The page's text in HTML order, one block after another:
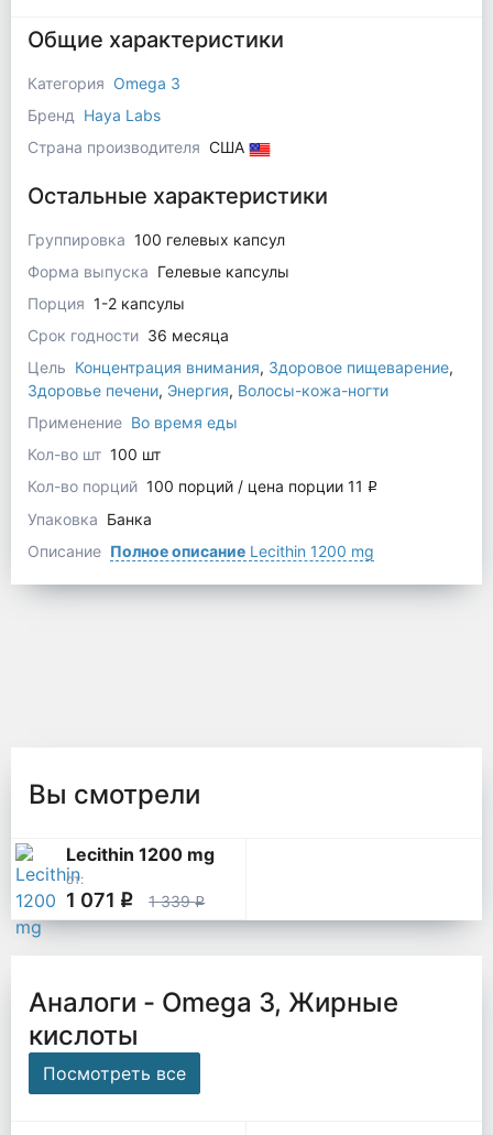
Общие характеристики
Категория Omega 3
Бренд Haya Labs
Страна производителя США
Остальные характеристики
Группировка 100 гелевых капсул
Форма выпуска Гелевые капсулы
Порция 1-2 капсулы
Срок годности 36 месяца
Цель Концентрация внимания, Здоровое пищеварение,
Здоровье печени, Энергия, Волосы-кожа-ногти
Применение Во время еды
Кол-во шт 100 шт
Кол-во порций 100 порций / цена порции 11 q
Упаковка Банка
Описание Полное описаниеLecithin 1200 mg
Вы смотрели
Lecithin 1200 mg
от:
1 071 q 1 339q
Аналоги - Omega 3, Жирные
кислоты
Посмотреть все